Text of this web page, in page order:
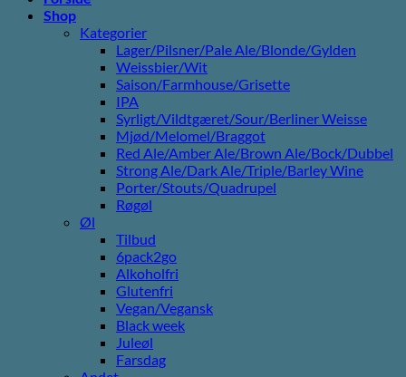
Shop
Kategorier
Lager/Pilsner/Pale Ale/Blonde/Gylden
Weissbier/Wit
Saison/Farmhouse/Grisette
IPA
Syrligt/Vildtgæret/Sour/Berliner Weisse
Mjød/Melomel/Braggot
Red Ale/Amber Ale/Brown Ale/Bock/Dubbel
Strong Ale/Dark Ale/Triple/Barley Wine
Porter/Stouts/Quadrupel
Røgøl
Øl
Tilbud
6pack2go
Alkoholfri
Glutenfri
Vegan/Vegansk
Black week
Juleøl
Farsdag